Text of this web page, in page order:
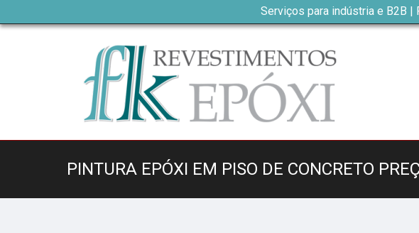
Serviços para indústria e B2B
PINTURA EPÓXI EM PISO DE CONCRETO